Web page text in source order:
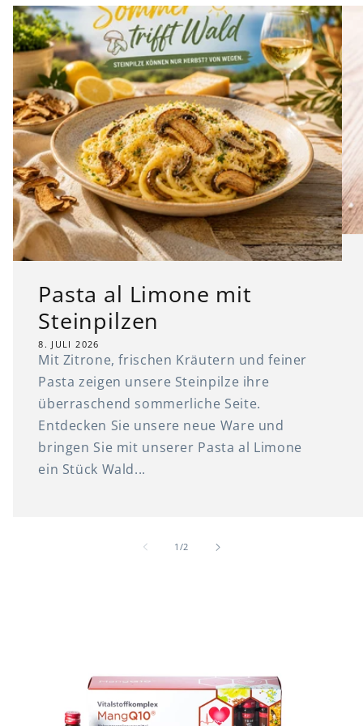
Pasta al Limone mit
Steinpilzen
8. JULI 2026
Mit Zitrone, frischen Kräutern und feiner
Pasta zeigen unsere Steinpilze ihre
überraschend sommerliche Seite.
Entdecken Sie unsere neue Ware und
bringen Sie mit unserer Pasta al Limone
ein Stück Wald...
Pasta al Limone mit
Steinpilzen
8. JULI 2026
Mit Zitrone, frischen Kräutern und feiner
Pasta zeigen unsere Steinpilze ihre
überraschend sommerliche Seite.
Entdecken Sie unsere neue Ware und
bringen Sie mit unserer Pasta al Limone
ein Stück Wald...
1 /von
2